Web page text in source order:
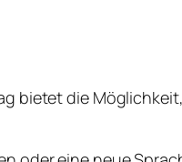
bietet die